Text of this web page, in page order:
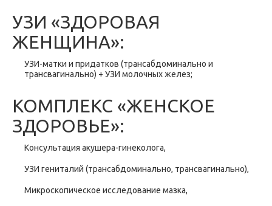
УЗИ «ЗДОРОВАЯ
ЖЕНЩИНА»:
УЗИ-матки и придатков (трансабдоминально и
трансвагинально) + УЗИ молочных желез;
КОМПЛЕКС «ЖЕНСКОЕ
ЗДОРОВЬЕ»:
Консультация акушера-гинеколога,
УЗИ гениталий (трансабдоминально, трансвагинально),
Микроскопическое исследование мазка,